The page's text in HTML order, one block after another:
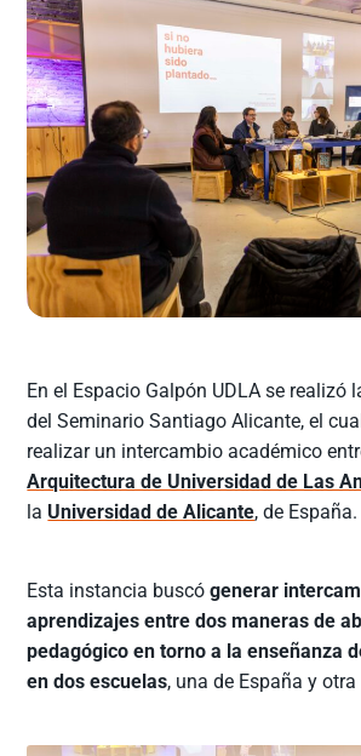
En el Espacio Galpón UDLA se realizó
del Seminario Santiago Alicante, el
realizar un intercambio académico
Arquitectura de Universidad de Las
la Universidad de Alicante, de España.
Esta instancia buscógenerar
aprendizajes entre dos maneras de
pedagógico en torno a la enseñanza
en dos escuelas, una de España y otra